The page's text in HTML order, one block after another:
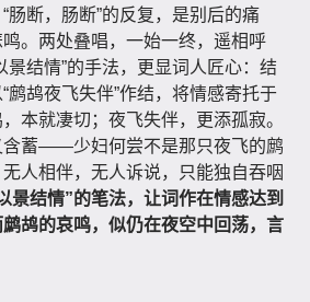
肠断，肠断”的反复，是别后的痛
。两处叠唱，一始一终，遥相呼
景结情”的手法，更显词人匠心：结
鹧鸪夜飞失伴”作结，将情感寄托于
本就凄切；夜飞失伴，更添孤寂。
含蓄——少妇何尝不是那只夜飞的鹧
人相伴，无人诉说，只能独自吞咽
景结情”的笔法，让词作在情感达到
鸪的哀鸣，似仍在夜空中回荡，言